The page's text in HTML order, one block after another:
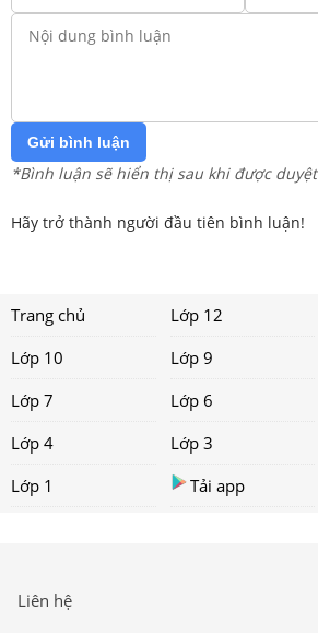
Gửi bình luận
*Bình luận sẽ hiển thị sau khi được duyệt
Hãy trở thành người đầu tiên bình luận!
Trang chủ Lớp 12
Lớp 10
Lớp 9
Lớp 7
Lớp 6
Lớp 4
Lớp 3
Lớp 1
Tải app
Liên hệ